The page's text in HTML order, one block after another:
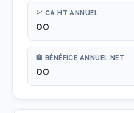
💹 CA HT ANNUEL
00
🏦 BÉNÉFICE ANNUEL NET
00